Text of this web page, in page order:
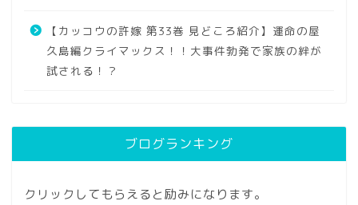
【カッコウの許嫁 第33巻 見どころ紹介】運命の屋
久島編クライマックス！！大事件勃発で家族の絆が
試される！？
ブログランキング
クリックしてもらえると励みになります。